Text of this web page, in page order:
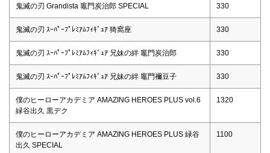
鬼滅の刃 Grandista 竈門炭治郎 SPECIAL 330
鬼滅の刃 ｽｰﾊﾟｰﾌﾟﾚﾐｱﾑﾌｨｷﾞｭｱ 猗窩座 330
鬼滅の刃 ｽｰﾊﾟｰﾌﾟﾚﾐｱﾑﾌｨｷﾞｭｱ 兄妹の絆 竈門炭治郎 330
鬼滅の刃 ｽｰﾊﾟｰﾌﾟﾚﾐｱﾑﾌｨｷﾞｭｱ 兄妹の絆 竈門禰豆子 330
僕のヒーローアカデミア AMAZING HEROES PLUS vol.6
緑谷出久 黒デク
1320
僕のヒーローアカデミア AMAZING HEROES PLUS 緑谷
出久 SPECIAL
1100